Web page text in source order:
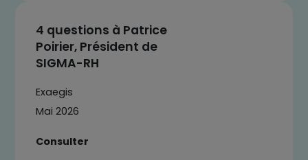
4 questions à Patrice
Poirier, Président de
SIGMA-RH
Exaegis
Mai 2026
Consulter